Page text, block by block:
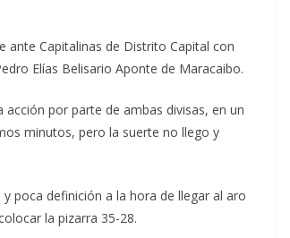
ante Capitalinas de Distrito Capital con
Elías Belisario Aponte de Maracaibo.
por parte de ambas divisas, en un
minutos, pero la suerte no llego y
poca definición a la hora de llegar al aro
la pizarra 35-28.